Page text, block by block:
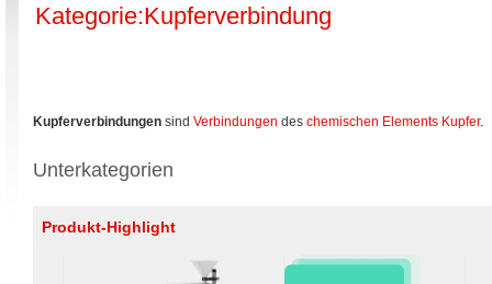
Kategorie:Kupferverbindung
Kupferverbindungen sind Verbindungen des chemischen Elements Kupfer.
Unterkategorien
Produkt-Highlight